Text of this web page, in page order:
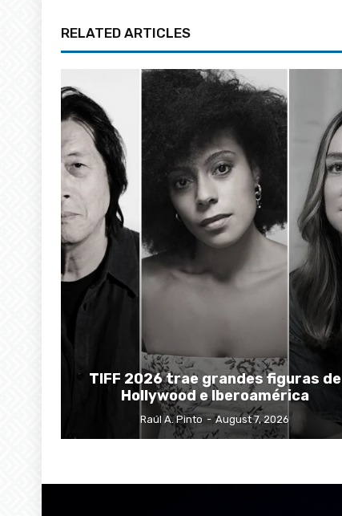
RELATED ARTICLES
TIFF 2026 trae grandes figuras de
Hollywood e Iberoamérica
Raúl A. Pinto - August 7, 2026